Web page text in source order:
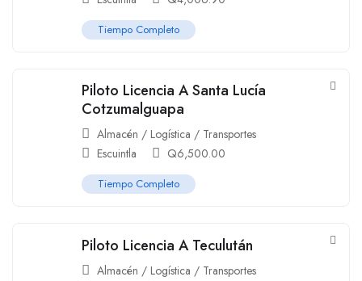
Tiempo Completo
Piloto Licencia A Santa Lucía
Cotzumalguapa
Almacén / Logística / Transportes
Escuintla
Q6,500.00
Tiempo Completo
Piloto Licencia A Teculután
Almacén / Logística / Transportes